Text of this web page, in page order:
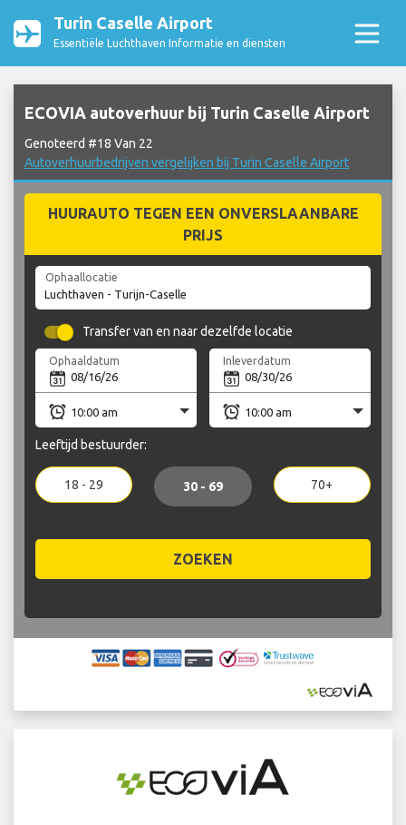
Turin Caselle Airport
Essentiële Luchthaven Informatie en diensten
ECOVIA autoverhuur bij Turin Caselle Airport
Genoteerd #18 Van 22
Autoverhuurbedrijven vergelijken bij Turin Caselle Airport
HUURAUTO TEGEN EEN ONVERSLAANBARE
PRIJS
Ophaallocatie
Transfer van en naar dezelfde locatie
Ophaaldatum Inleverdatum
Leeftijd bestuurder:
18 - 29 30 - 69 70+
ZOEKEN